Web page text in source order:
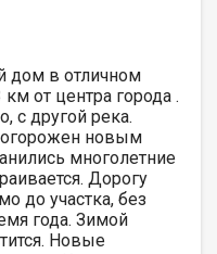
дом в отличном
от центра города .
с другой река.
новым
многолетние
Дорогу
до участка, без
года. Зимой
Новые